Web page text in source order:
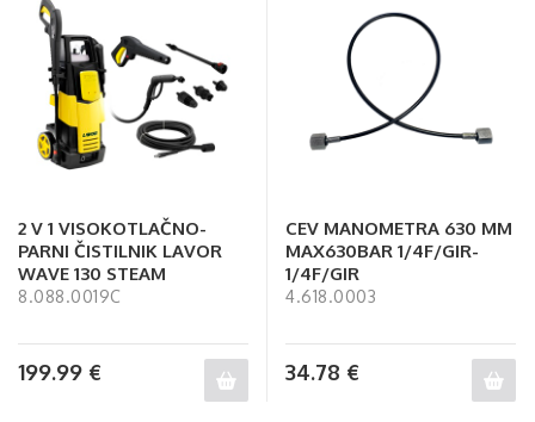
2 V 1 VISOKOTLAČNO-
PARNI ČISTILNIK LAVOR
WAVE 130 STEAM
8.088.0019C
199.99 €
CEV MANOMETRA 630 MM
MAX630BAR 1/4F/GIR-
1/4F/GIR
4.618.0003
34.78 €